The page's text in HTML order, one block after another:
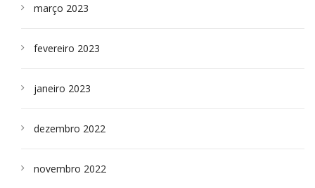
março 2023
fevereiro 2023
janeiro 2023
dezembro 2022
novembro 2022